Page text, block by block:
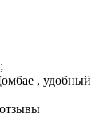
, удобный